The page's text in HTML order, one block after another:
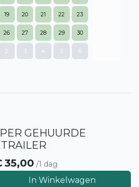
19 20 21 22 23
26 27 28 29 30
2 3 4 5 6
GEHUURDE
35,00 /1 dag
In Winkelwagen